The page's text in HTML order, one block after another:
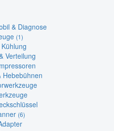
& Diagnose
(1)
Verteilung
Hebebühnen
(6)